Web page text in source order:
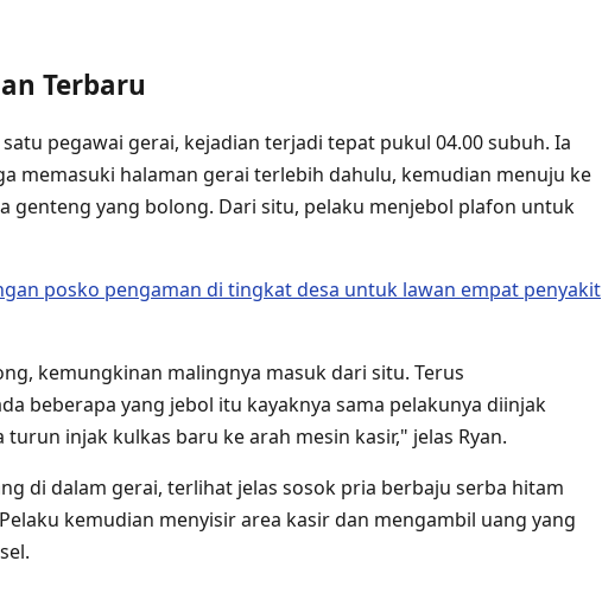
Terbaru
pegawai gerai, kejadian terjadi tepat pukul 04.00 subuh. Ia
memasuki halaman gerai terlebih dahulu, kemudian menuju ke
genteng yang bolong. Dari situ, pelaku menjebol plafon untuk
posko pengaman di tingkat desa untuk lawan empat penyakit
kemungkinan malingnya masuk dari situ. Terus
beberapa yang jebol itu kayaknya sama pelakunya diinjak
injak kulkas baru ke arah mesin kasir," jelas Ryan.
di dalam gerai, terlihat jelas sosok pria berbaju serba hitam
kemudian menyisir area kasir dan mengambil uang yang